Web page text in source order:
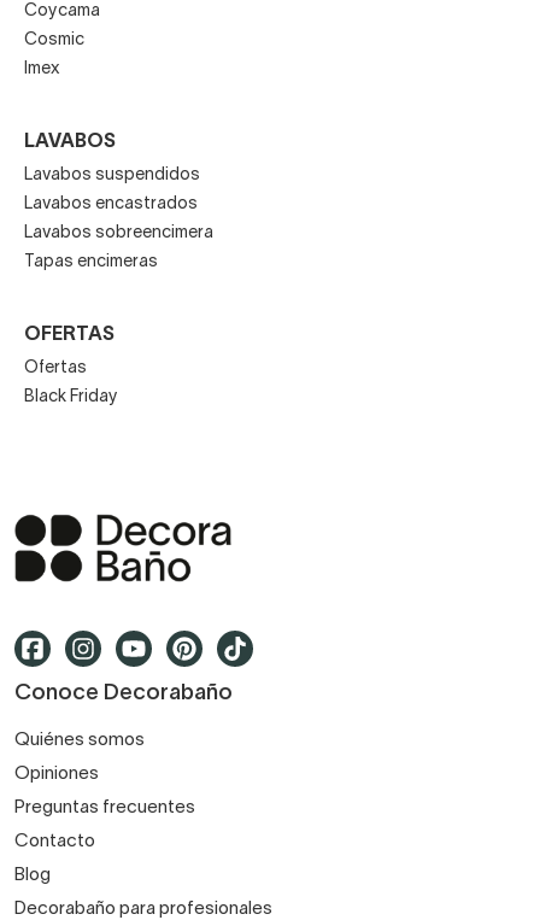
Coycama
Cosmic
Imex
LAVABOS
Lavabos suspendidos
Lavabos encastrados
Lavabos sobreencimera
Tapas encimeras
OFERTAS
Ofertas
Black Friday
Conoce Decorabaño
Quiénes somos
Opiniones
Preguntas frecuentes
Contacto
Blog
Decorabaño para profesionales